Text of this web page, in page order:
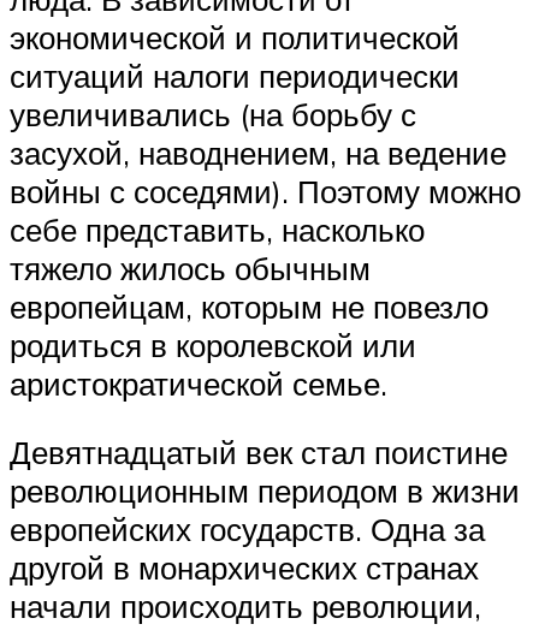
экономической и политической
ситуаций налоги периодически
увеличивались (на борьбу с
засухой, наводнением, на ведение
войны с соседями). Поэтому можно
себе представить, насколько
тяжело жилось обычным
европейцам, которым не повезло
родиться в королевской или
аристократической семье.
Девятнадцатый век стал поистине
революционным периодом в жизни
европейских государств. Одна за
другой в монархических странах
начали происходить революции,